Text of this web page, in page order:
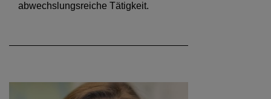
abwechslungsreiche Tätigkeit.